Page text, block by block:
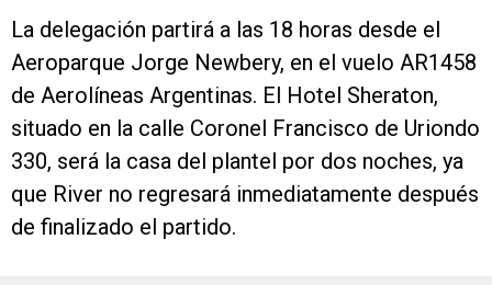
La delegación partirá a las 18 horas desde el
Aeroparque Jorge Newbery, en el vuelo AR1458
de Aerolíneas Argentinas. El Hotel Sheraton,
situado en la calle Coronel Francisco de Uriondo
330, será la casa del plantel por dos noches, ya
que River no regresará inmediatamente después
de finalizado el partido.